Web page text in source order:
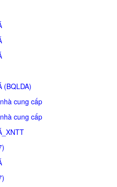
(BQLDA)
cung cấp
cung cấp